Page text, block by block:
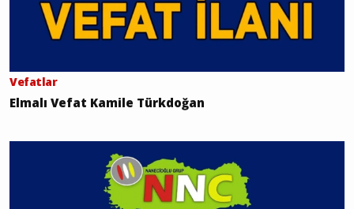
Vefatlar
Elmalı Vefat Kamile Türkdoğan